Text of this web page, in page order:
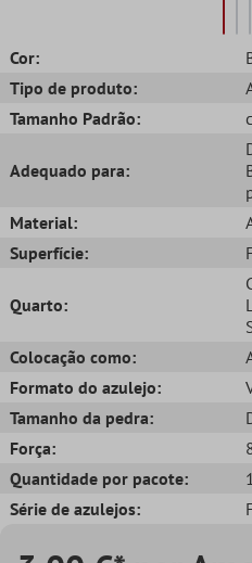
Cor:
Tipo de produto:
Tamanho Padrão:
Adequado para:
Material:
Superfície:
Quarto:
Colocação como:
Formato do azulejo:
Tamanho da pedra:
Força:
Quantidade por pacote:
1
Série de azulejos: